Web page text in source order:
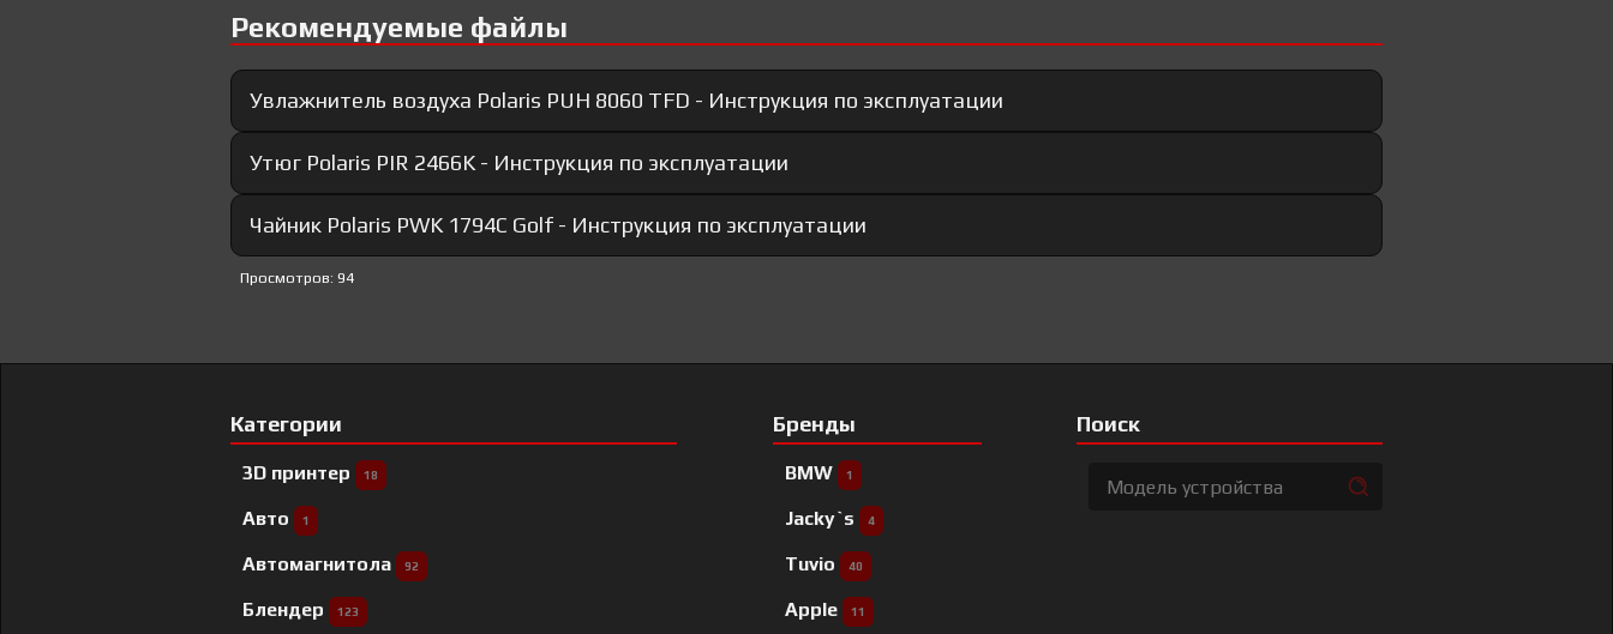
Рекомендуемые файлы
Увлажнитель воздуха Polaris PUH 8060 TFD​ - Инструкция по эксплуатации
Утюг Polaris PIR 2466K - Инструкция по эксплуатации
Чайник Polaris PWK 1794C Golf - Инструкция по эксплуатации
Просмотров: 94
Категории
3D принтер 18
Авто 1
Автомагнитола 92
Блендер 123
Бренды
BMW 1
Jacky`s 4
Tuvio 40
Apple 11
Поиск